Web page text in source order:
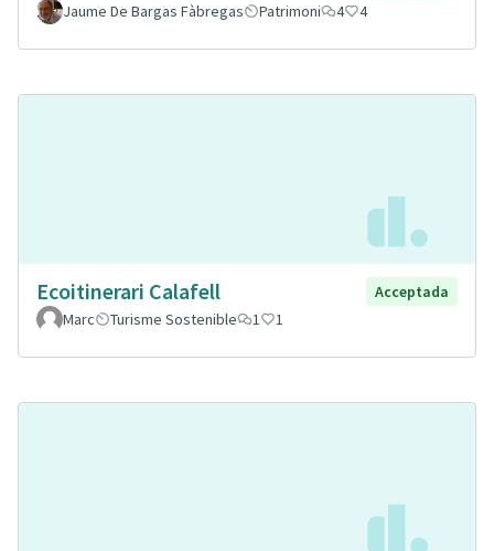
Jaume De Bargas Fàbregas
Patrimoni 4 4
Ecoitinerari Calafell
Acceptada
Marc
Turisme Sostenible 1 1